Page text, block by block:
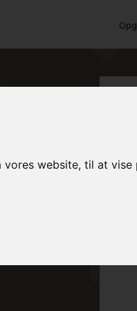
website, til at